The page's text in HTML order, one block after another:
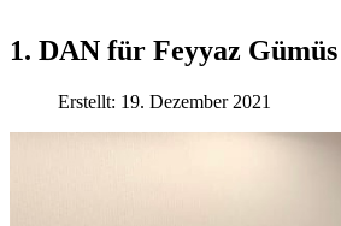
1. DAN für Feyyaz Gümüs
Erstellt: 19. Dezember 2021